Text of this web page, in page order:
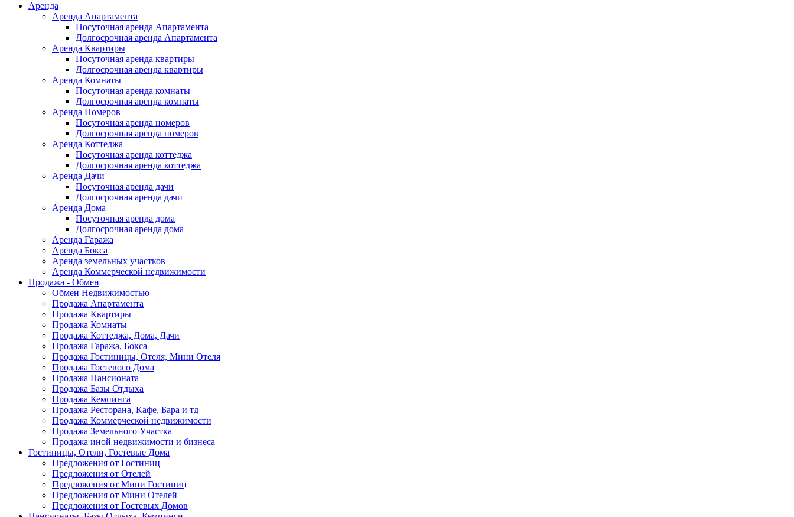
Аренда
Аренда Апартамента
Посуточная аренда Апартамента
Долгосрочная аренда Апартамента
Аренда Квартиры
Посуточная аренда квартиры
Долгосрочная аренда квартиры
Аренда Комнаты
Посуточная аренда комнаты
Долгосрочная аренда комнаты
Аренда Номеров
Посуточная аренда номеров
Долгосрочная аренда номеров
Аренда Коттеджа
Посуточная аренда коттеджа
Долгосрочная аренда коттеджа
Аренда Дачи
Посуточная аренда дачи
Долгосрочная аренда дачи
Аренда Дома
Посуточная аренда дома
Долгосрочная аренда дома
Аренда Гаража
Аренда Бокса
Аренда земельных участков
Аренда Коммерческой недвижимости
Продажа - Обмен
Обмен Недвижимостью
Продажа Апартамента
Продажа Квартиры
Продажа Комнаты
Продажа Коттеджа, Дома, Дачи
Продажа Гаража, Бокса
Продажа Гостиницы, Отеля, Мини Отеля
Продажа Гостевого Дома
Продажа Пансионата
Продажа Базы Отдыха
Продажа Кемпинга
Продажа Ресторана, Кафе, Бара и тд
Продажа Коммерческой недвижимости
Продажа Земельного Участка
Продажа иной недвижимости и бизнеса
Гостиницы, Отели, Гостевые Дома
Предложения от Гостиниц
Предложения от Отелей
Предложения от Мини Гостиниц
Предложения от Мини Отелей
Предложения от Гостевых Домов